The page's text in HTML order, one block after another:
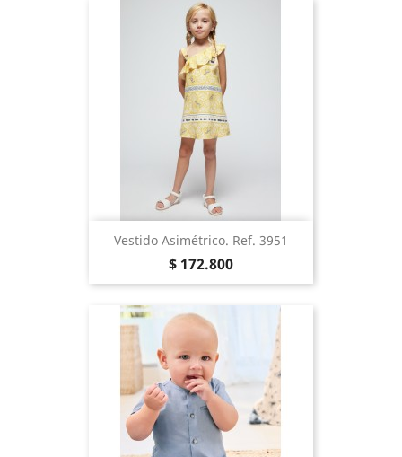
Vestido Asimétrico. Ref. 3951
Precio
$ 172.800